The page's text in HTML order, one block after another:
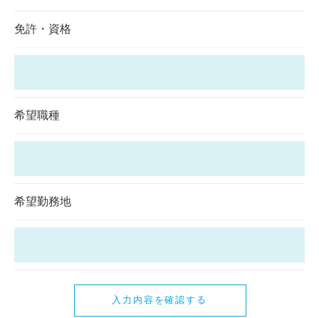
免許・資格
希望職種
希望勤務地